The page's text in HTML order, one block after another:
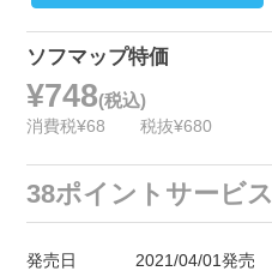
ソフマップ特価
¥748(税込)
消費税¥68 税抜¥680
38ポイントサービス
発売日 2021/04/01発売